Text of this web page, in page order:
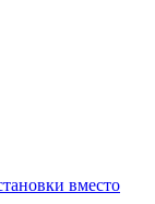
вместо